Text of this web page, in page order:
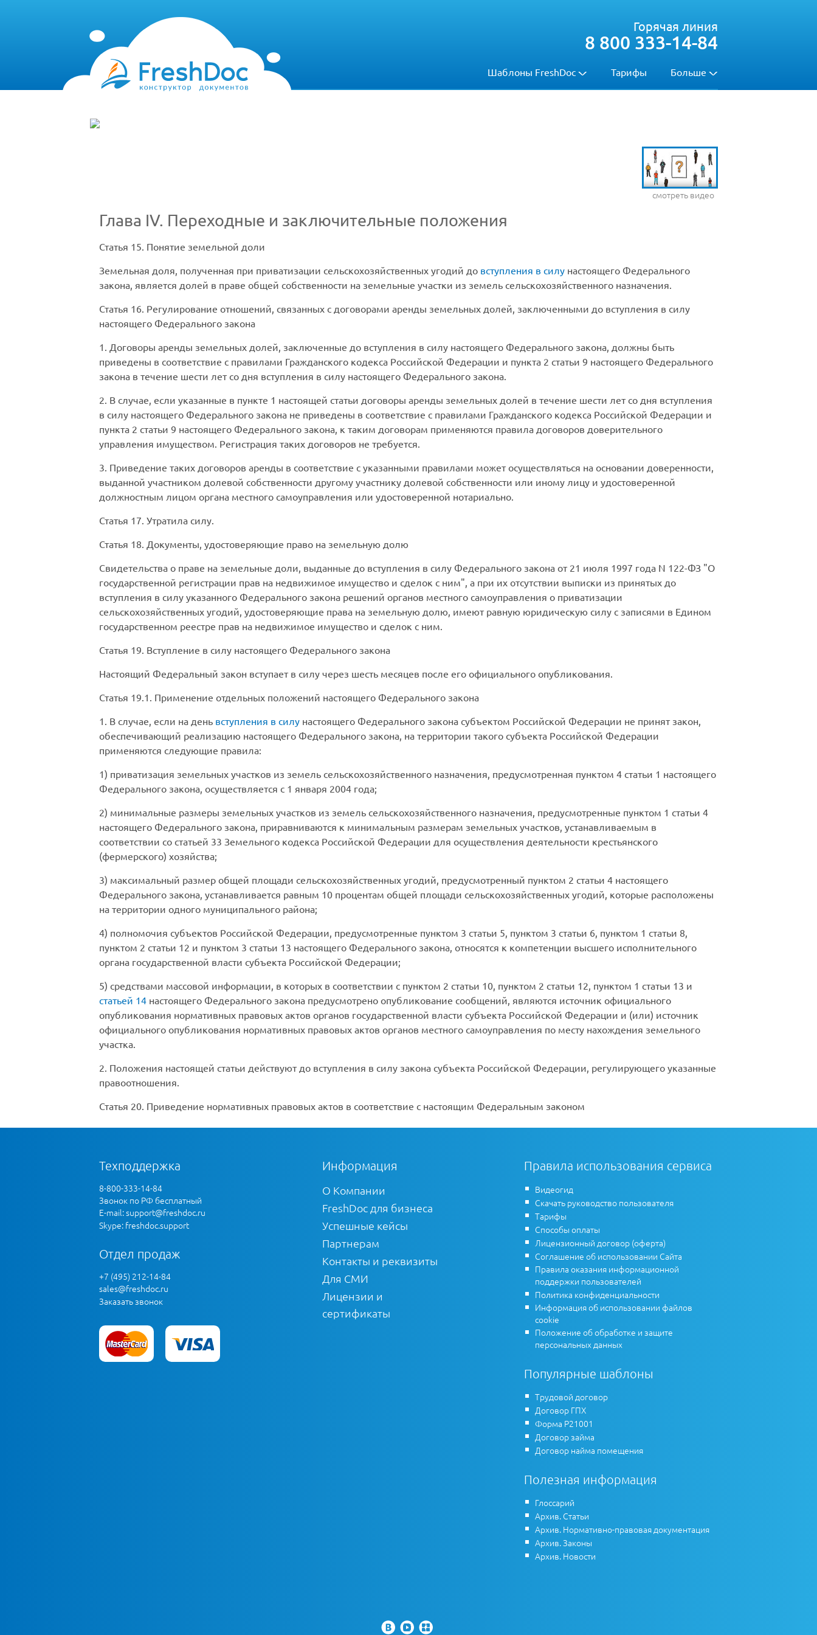
Шаблоны FreshDoc Тарифы Больше
Горячая линия
8 800 333-14-84
смотреть видео
Глава IV. Переходные и заключительные положения
Статья 15. Понятие земельной доли
Земельная доля, полученная при приватизации сельскохозяйственных угодий до вступления в силу настоящего Федерального
закона, является долей в праве общей собственности на земельные участки из земель сельскохозяйственного назначения.
Статья 16. Регулирование отношений, связанных с договорами аренды земельных долей, заключенными до вступления в силу
настоящего Федерального закона
1. Договоры аренды земельных долей, заключенные до вступления в силу настоящего Федерального закона, должны быть
приведены в соответствие с правилами Гражданского кодекса Российской Федерации и пункта 2 статьи 9 настоящего Федерального
закона в течение шести лет со дня вступления в силу настоящего Федерального закона.
2. В случае, если указанные в пункте 1 настоящей статьи договоры аренды земельных долей в течение шести лет со дня вступления
в силу настоящего Федерального закона не приведены в соответствие с правилами Гражданского кодекса Российской Федерации и
пункта 2 статьи 9 настоящего Федерального закона, к таким договорам применяются правила договоров доверительного
управления имуществом. Регистрация таких договоров не требуется.
3. Приведение таких договоров аренды в соответствие с указанными правилами может осуществляться на основании доверенности,
выданной участником долевой собственности другому участнику долевой собственности или иному лицу и удостоверенной
должностным лицом органа местного самоуправления или удостоверенной нотариально.
Статья 17. Утратила силу.
Статья 18. Документы, удостоверяющие право на земельную долю
Свидетельства о праве на земельные доли, выданные до вступления в силу Федерального закона от 21 июля 1997 года N 122-ФЗ "О
государственной регистрации прав на недвижимое имущество и сделок с ним", а при их отсутствии выписки из принятых до
вступления в силу указанного Федерального закона решений органов местного самоуправления о приватизации
сельскохозяйственных угодий, удостоверяющие права на земельную долю, имеют равную юридическую силу с записями в Едином
государственном реестре прав на недвижимое имущество и сделок с ним.
Статья 19. Вступление в силу настоящего Федерального закона
Настоящий Федеральный закон вступает в силу через шесть месяцев после его официального опубликования.
Статья 19.1 . Применение отдельных положений настоящего Федерального закона
1. В случае, если на день вступления в силу настоящего Федерального закона субъектом Российской Федерации не принят закон,
обеспечивающий реализацию настоящего Федерального закона, на территории такого субъекта Российской Федерации
применяются следующие правила:
1) приватизация земельных участков из земель сельскохозяйственного назначения, предусмотренная пунктом 4 статьи 1 настоящего
Федерального закона, осуществляется с 1 января 2004 года;
2) минимальные размеры земельных участков из земель сельскохозяйственного назначения, предусмотренные пунктом 1 статьи 4
настоящего Федерального закона, приравниваются к минимальным размерам земельных участков, устанавливаемым в
соответствии со статьей 33 Земельного кодекса Российской Федерации для осуществления деятельности крестьянского
(фермерского) хозяйства;
3) максимальный размер общей площади сельскохозяйственных угодий, предусмотренный пунктом 2 статьи 4 настоящего
Федерального закона, устанавливается равным 10 процентам общей площади сельскохозяйственных угодий, которые расположены
на территории одного муниципального района;
4) полномочия субъектов Российской Федерации, предусмотренные пунктом 3 статьи 5, пунктом 3 статьи 6, пунктом 1 статьи 8,
пунктом 2 статьи 12 и пунктом 3 статьи 13 настоящего Федерального закона, относятся к компетенции высшего исполнительного
органа государственной власти субъекта Российской Федерации;
5) средствами массовой информации, в которых в соответствии с пунктом 2 статьи 10, пунктом 2 статьи 12, пунктом 1 статьи 13 и
статьей 14 настоящего Федерального закона предусмотрено опубликование сообщений, являются источник официального
опубликования нормативных правовых актов органов государственной власти субъекта Российской Федерации и (или) источник
официального опубликования нормативных правовых актов органов местного самоуправления по месту нахождения земельного
участка.
2. Положения настоящей статьи действуют до вступления в силу закона субъекта Российской Федерации, регулирующего указанные
правоотношения.
Статья 20. Приведение нормативных правовых актов в соответствие с настоящим Федеральным законом
Техподдержка
8-800-333-14-84
Звонок по РФ бесплатный
E-mail:support@freshdoc.ru
Skype: freshdoc.support
Отдел продаж
+7 (495) 212-14-84
sales@freshdoc.ru
Заказать звонок
Информация
О Компании
FreshDoc для бизнеса
Успешные кейсы
Партнерам
Контакты и реквизиты
Для СМИ
Лицензии и
сертификаты
Правила использования сервиса
Видеогид
Скачать руководство пользователя
Тарифы
Способы оплаты
Лицензионный договор (оферта)
Соглашение об использовании Сайта
Правила оказания информационной
поддержки пользователей
Политика конфиденциальности
Информация об использовании файлов
cookie
Положение об обработке и защите
персональных данных
Популярные шаблоны
Трудовой договор
Договор ГПХ
Форма Р21001
Договор займа
Договор найма помещения
Полезная информация
Глоссарий
Архив. Статьи
Архив. Нормативно-правовая документация
Архив. Законы
Архив. Новости